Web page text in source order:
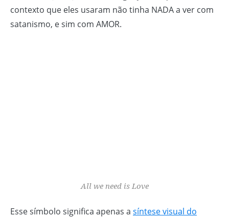
contexto que eles usaram não tinha NADA a ver com
satanismo, e sim com AMOR.
All we need is Love
Esse símbolo significa apenas a síntese visual do